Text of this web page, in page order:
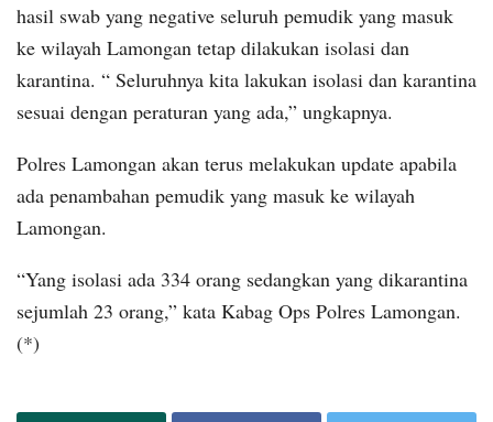
hasil swab yang negative seluruh pemudik yang masuk
ke wilayah Lamongan tetap dilakukan isolasi dan
karantina. “ Seluruhnya kita lakukan isolasi dan karantina
sesuai dengan peraturan yang ada,” ungkapnya.
Polres Lamongan akan terus melakukan update apabila
ada penambahan pemudik yang masuk ke wilayah
Lamongan.
“Yang isolasi ada 334 orang sedangkan yang dikarantina
sejumlah 23 orang,” kata Kabag Ops Polres Lamongan.
(*)